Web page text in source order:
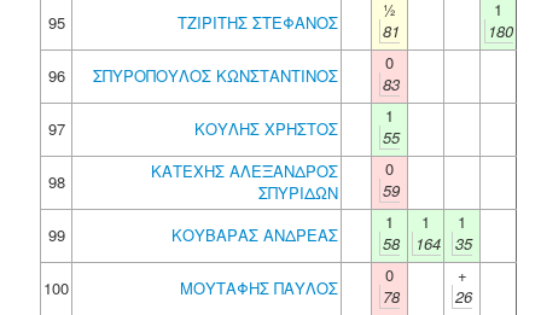
95
ΤΖΙΡΙΤΗΣ ΣΤΕΦΑΝΟΣ
½
81
1
180
96
ΣΠΥΡΟΠΟΥΛΟΣ ΚΩΝΣΤΑΝΤΙΝΟΣ
0
83
97
ΚΟΥΛΗΣ ΧΡΗΣΤΟΣ
1
55
98
ΚΑΤΕΧΗΣ ΑΛΕΞΑΝΔΡΟΣ
ΣΠΥΡΙΔΩΝ
0
59
99
ΚΟΥΒΑΡΑΣ ΑΝΔΡΕΑΣ
1
58
1
164
1
35
100
ΜΟΥΤΑΦΗΣ ΠΑΥΛΟΣ
0
78
+
26